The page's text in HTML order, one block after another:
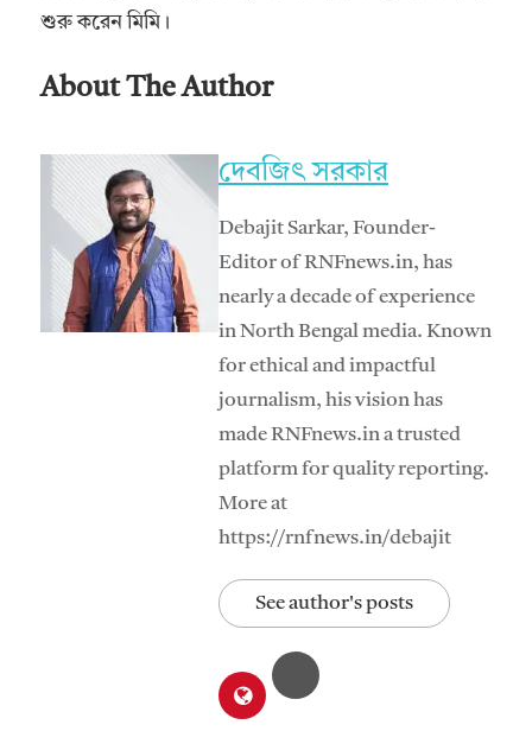
শুরু করেন মিমি।
About The Author
দেবজিৎ সরকার
Debajit Sarkar, Founder-
Editor of RNFnews.in, has
nearly a decade of experience
in North Bengal media. Known
for ethical and impactful
journalism, his vision has
made RNFnews.in a trusted
platform for quality reporting.
More at
https://rnfnews.in/debajit
See author's posts